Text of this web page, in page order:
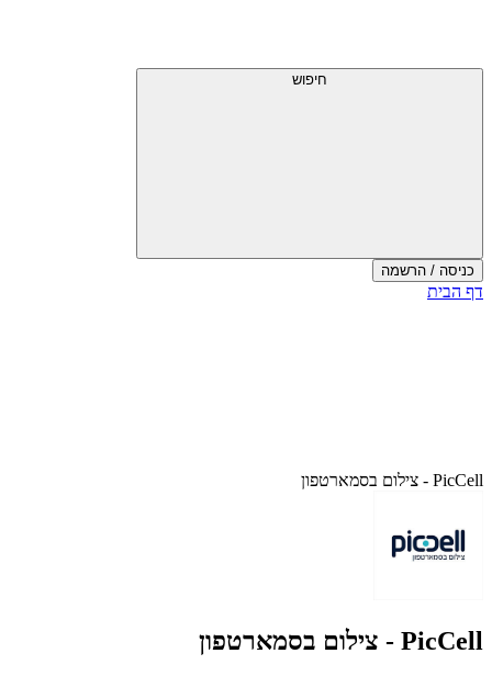
עליון
חיפוש
כניסה / הרשמה
סוף
דף הבית
PicCell - צילום בסמארטפון
PicCell - צילום בסמארטפון